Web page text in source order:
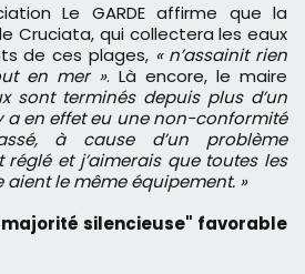
Le GARDE affirme que la
Cruciata, qui collectera les eaux
de ces plages, « n’assainit rien
en mer ». Là encore, le maire
sont terminés depuis plus d’un
a en effet eu une non-conformité
à cause d’un problème
réglé et j’aimerais que toutes les
le même équipement. »
silencieuse" favorable